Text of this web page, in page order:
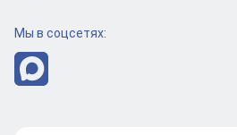
Мы в соцсетях: